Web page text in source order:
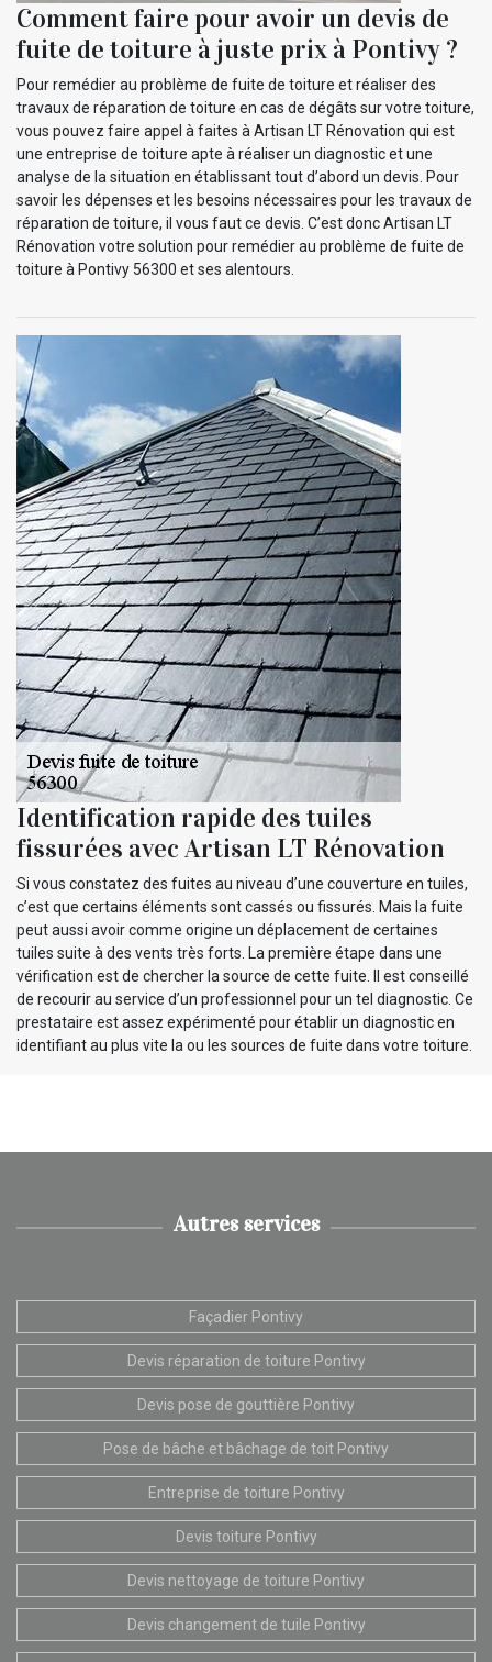
Comment faire pour avoir un devis de
fuite de toiture à juste prix à Pontivy ?
Pour remédier au problème de fuite de toiture et réaliser des
travaux de réparation de toiture en cas de dégâts sur votre toiture,
vous pouvez faire appel à faites à Artisan LT Rénovation qui est
une entreprise de toiture apte à réaliser un diagnostic et une
analyse de la situation en établissant tout d’abord un devis. Pour
savoir les dépenses et les besoins nécessaires pour les travaux de
réparation de toiture, il vous faut ce devis. C’est donc Artisan LT
Rénovation votre solution pour remédier au problème de fuite de
toiture à Pontivy 56300 et ses alentours.
Identification rapide des tuiles
fissurées avec Artisan LT Rénovation
Si vous constatez des fuites au niveau d’une couverture en tuiles,
c’est que certains éléments sont cassés ou fissurés. Mais la fuite
peut aussi avoir comme origine un déplacement de certaines
tuiles suite à des vents très forts. La première étape dans une
vérification est de chercher la source de cette fuite. Il est conseillé
de recourir au service d’un professionnel pour un tel diagnostic. Ce
prestataire est assez expérimenté pour établir un diagnostic en
identifiant au plus vite la ou les sources de fuite dans votre toiture.
Autres services
Façadier Pontivy
Devis réparation de toiture Pontivy
Devis pose de gouttière Pontivy
Pose de bâche et bâchage de toit Pontivy
Entreprise de toiture Pontivy
Devis toiture Pontivy
Devis nettoyage de toiture Pontivy
Devis changement de tuile Pontivy